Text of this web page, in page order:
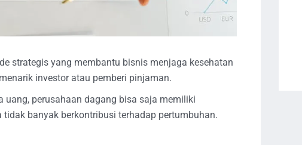
strategis yang membantu bisnis menjaga kesehatan
investor atau pemberi pinjaman.
uang, perusahaan dagang bisa saja memiliki
banyak berkontribusi terhadap pertumbuhan.